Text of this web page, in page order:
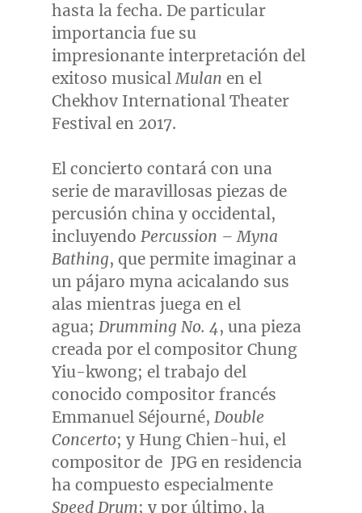
hasta la fecha. De particular
importancia fue su
impresionante interpretación del
exitoso musicalMulan en el
Chekhov International Theater
Festival en 2017.
El concierto contará con una
serie de maravillosas piezas de
percusión china y occidental,
incluyendo Percussion – Myna
Bathing, que permite imaginar a
un pájaro myna acicalando sus
alas mientras juega en el
agua; Drumming No. 4, una pieza
creada por el compositor Chung
Yiu-kwong; el trabajo del
conocido compositor francés
Emmanuel Séjourné, Double
Concerto; y Hung Chien-hui, el
compositor de JPG en residencia
ha compuesto especialmente
Speed Drum; y por último, la